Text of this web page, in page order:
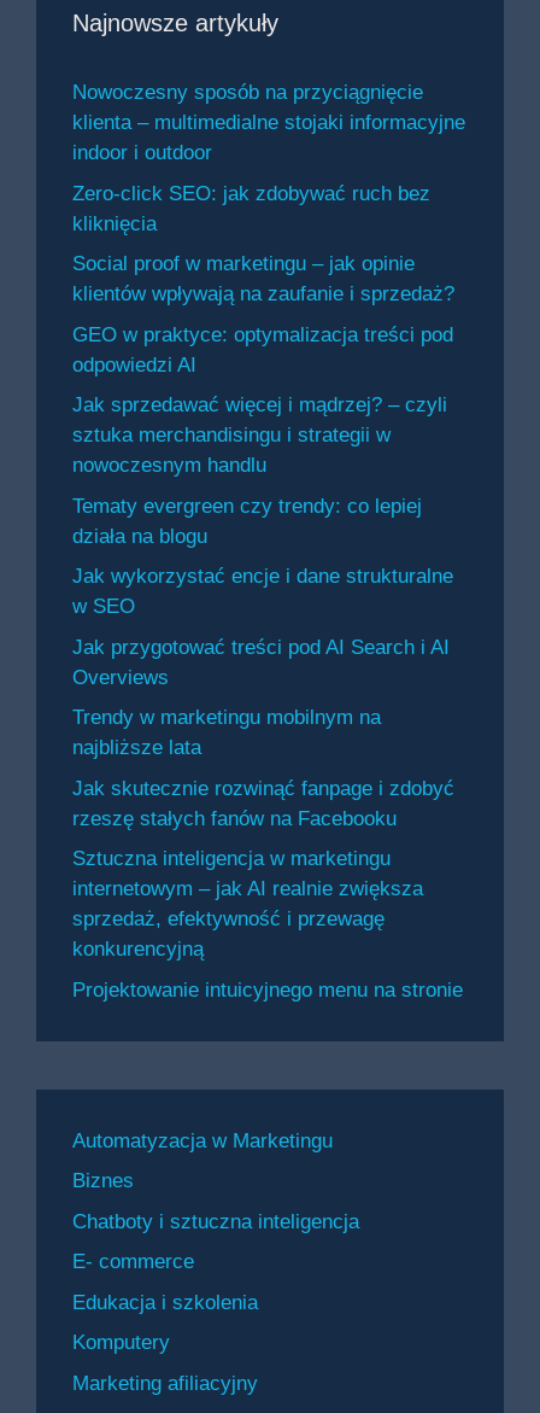
Najnowsze artykuły
Nowoczesny sposób na przyciągnięcie
klienta – multimedialne stojaki informacyjne
indoor i outdoor
Zero-click SEO: jak zdobywać ruch bez
kliknięcia
Social proof w marketingu – jak opinie
klientów wpływają na zaufanie i sprzedaż?
GEO w praktyce: optymalizacja treści pod
odpowiedzi AI
Jak sprzedawać więcej i mądrzej? – czyli
sztuka merchandisingu i strategii w
nowoczesnym handlu
Tematy evergreen czy trendy: co lepiej
działa na blogu
Jak wykorzystać encje i dane strukturalne
w SEO
Jak przygotować treści pod AI Search i AI
Overviews
Trendy w marketingu mobilnym na
najbliższe lata
Jak skutecznie rozwinąć fanpage i zdobyć
rzeszę stałych fanów na Facebooku
Sztuczna inteligencja w marketingu
internetowym – jak AI realnie zwiększa
sprzedaż, efektywność i przewagę
konkurencyjną
Projektowanie intuicyjnego menu na stronie
Automatyzacja w Marketingu
Biznes
Chatboty i sztuczna inteligencja
E- commerce
Edukacja i szkolenia
Komputery
Marketing afiliacyjny